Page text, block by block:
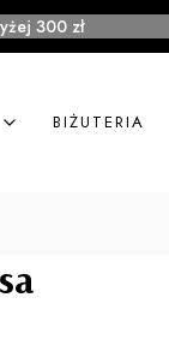
300 zł
BIŻUTERIA